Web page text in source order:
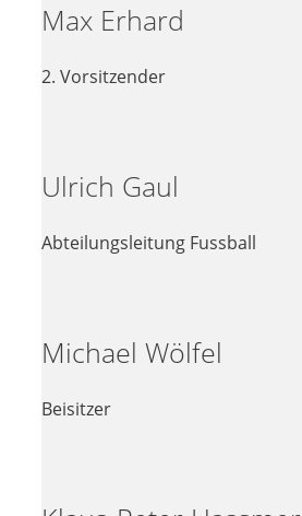
Max Erhard
2. Vorsitzender
Ulrich Gaul
Abteilungsleitung Fussball
Michael Wölfel
Beisitzer